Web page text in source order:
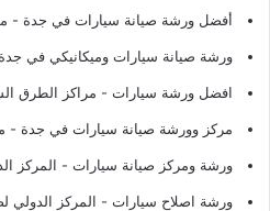
أفضل ورشة صيانة سيارات في جدة -
ورشة صيانة سيارات وميكانيكي في جدة
افضل ورشة سيارات - مراكز الطرق
مركز وورشة صيانة سيارات في جدة -
ورشة ومركز صيانة سيارات - المركز
ورشة اصلاح سيارات - المركز الدولي